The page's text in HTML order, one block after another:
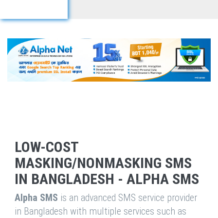
LOW-COST
MASKING/NONMASKING SMS
IN BANGLADESH - ALPHA SMS
Alpha SMS is an advanced SMS service provider
in Bangladesh with multiple services such as